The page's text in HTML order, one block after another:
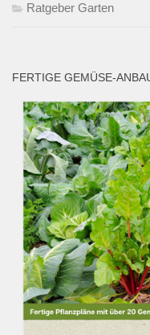
Ratgeber Garten
FERTIGE GEMÜSE-